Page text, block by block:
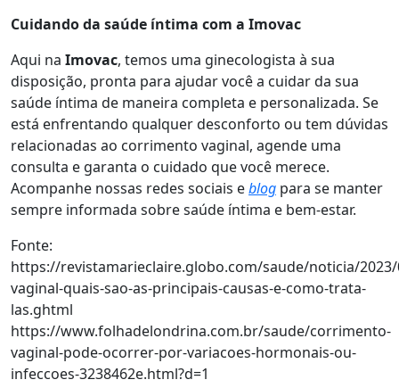
Cuidando da saúde íntima com a Imovac
Aqui na Imovac, temos uma ginecologista à sua
disposição, pronta para ajudar você a cuidar da sua
saúde íntima de maneira completa e personalizada. Se
está enfrentando qualquer desconforto ou tem dúvidas
relacionadas ao corrimento vaginal, agende uma
consulta e garanta o cuidado que você merece.
Acompanhe nossas redes sociais eblog para se manter
sempre informada sobre saúde íntima e bem-estar.
Fonte:
https://revistamarieclaire.globo.com/saude/noticia/
vaginal-quais-sao-as-principais-causas-e-como-trata-
las.ghtml
https://www.folhadelondrina.com.br/saude/corrimento-
vaginal-pode-ocorrer-por-variacoes-hormonais-ou-
infeccoes-3238462e.html?d=1